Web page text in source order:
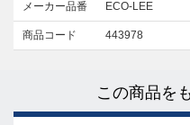
メーカー品番 ECO-LEE
商品コード 443978
この商品を